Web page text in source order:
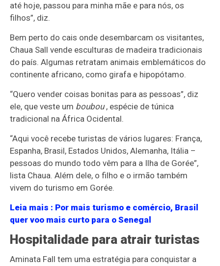
até hoje, passou para minha mãe e para nós, os
filhos”, diz.
Bem perto do cais onde desembarcam os visitantes,
Chaua Sall vende esculturas de madeira tradicionais
do país. Algumas retratam animais emblemáticos do
continente africano, como girafa e hipopótamo.
“Quero vender coisas bonitas para as pessoas”, diz
ele, que veste um boubou, espécie de túnica
tradicional na África Ocidental.
“Aqui você recebe turistas de vários lugares: França,
Espanha, Brasil, Estados Unidos, Alemanha, Itália –
pessoas do mundo todo vêm para a Ilha de Gorée”,
lista Chaua. Além dele, o filho e o irmão também
vivem do turismo em Gorée.
Leia mais : Por mais turismo e comércio, Brasil
quer voo mais curto para o Senegal
Hospitalidade para atrair turistas
Aminata Fall tem uma estratégia para conquistar a